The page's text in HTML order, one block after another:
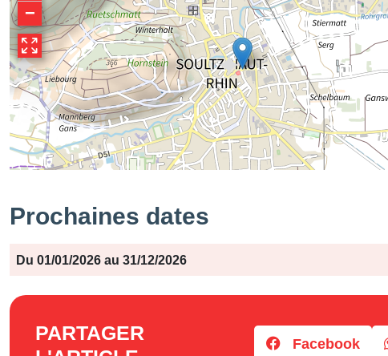
−
Prochaines dates
Période Jours Horaires
Du 01/01/2026 au 31/12/2026
PARTAGER
Facebook